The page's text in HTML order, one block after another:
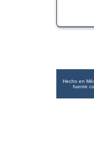
Hecho en
fuente